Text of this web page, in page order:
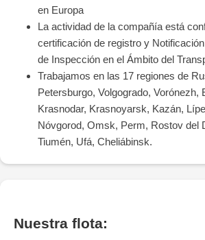
en Europa
La actividad de la compañía está
certificación de registro y
de Inspección en el Ámbito del
Trabajamos en las 17 regiones de
Petersburgo, Volgogrado, Vorónezh,
Krasnodar, Krasnoyarsk, Kazán,
Nóvgorod, Omsk, Perm, Rostov del
Tiumén, Ufá, Cheliábinsk.
Nuestra flota: